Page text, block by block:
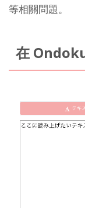
等相關問題。
在